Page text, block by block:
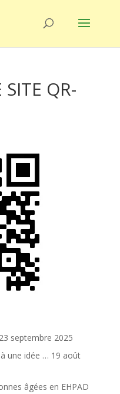
SITE QR-
23 septembre 2025
une idée … 19 août
âgées en EHPAD